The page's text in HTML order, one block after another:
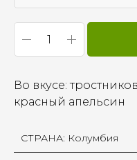
Во вкусе:
красный апельсин
СТРАНА: Колумбия